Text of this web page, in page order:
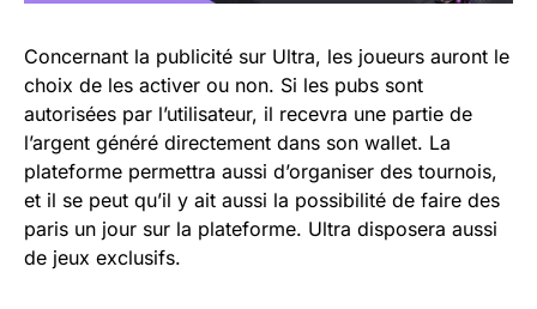
Concernant la publicité sur Ultra, les joueurs auront le
choix de les activer ou non. Si les pubs sont
autorisées par l’utilisateur, il recevra une partie de
l’argent généré directement dans son wallet. La
plateforme permettra aussi d’organiser des tournois,
et il se peut qu’il y ait aussi la possibilité de faire des
paris un jour sur la plateforme. Ultra disposera aussi
de jeux exclusifs.